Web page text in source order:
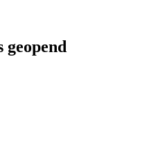
geopend